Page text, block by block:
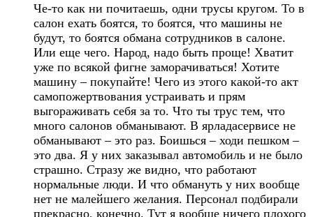
Че-то как ни почитаешь, одни трусы кругом. То в
салон ехать боятся, то боятся, что машины не
будут, то боятся обмана сотрудников в салоне.
Или еще чего. Народ, надо быть проще! Хватит
уже по всякой фигне заморачиваться! Хотите
машину – покупайте! Чего из этого какой-то акт
самопожертвования устраивать и прям
выгораживать себя за то. Что ты трус тем, что
много салонов обманывают. В ярладасервисе не
обманывают – это раз. Боишься – ходи пешком –
это два. Я у них заказывал автомобиль и не было
страшно. Стразу же видно, что работают
нормальные люди. И что обмануть у них вообще
нет не малейшего желания. Персонал подбирали
прекрасно, конечно. Тут я вообще ничего плохого